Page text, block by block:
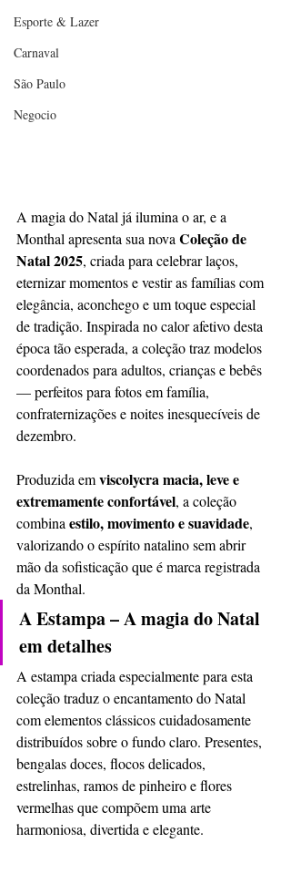
Esporte & Lazer
Carnaval
São Paulo
Negocio
A magia do Natal já ilumina o ar, e a
Monthal apresenta sua nova Coleção de
Natal 2025, criada para celebrar laços,
eternizar momentos e vestir as famílias com
elegância, aconchego e um toque especial
de tradição. Inspirada no calor afetivo desta
época tão esperada, a coleção traz modelos
coordenados para adultos, crianças e bebês
— perfeitos para fotos em família,
confraternizações e noites inesquecíveis de
dezembro.
Produzida em viscolycra macia, leve e
extremamente confortável, a coleção
combina estilo, movimento e suavidade,
valorizando o espírito natalino sem abrir
mão da sofisticação que é marca registrada
da Monthal.
A Estampa – A magia do Natal
em detalhes
A estampa criada especialmente para esta
coleção traduz o encantamento do Natal
com elementos clássicos cuidadosamente
distribuídos sobre o fundo claro. Presentes,
bengalas doces, flocos delicados,
estrelinhas, ramos de pinheiro e flores
vermelhas que compõem uma arte
harmoniosa, divertida e elegante.